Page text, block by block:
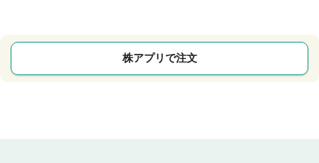
株アプリで注文